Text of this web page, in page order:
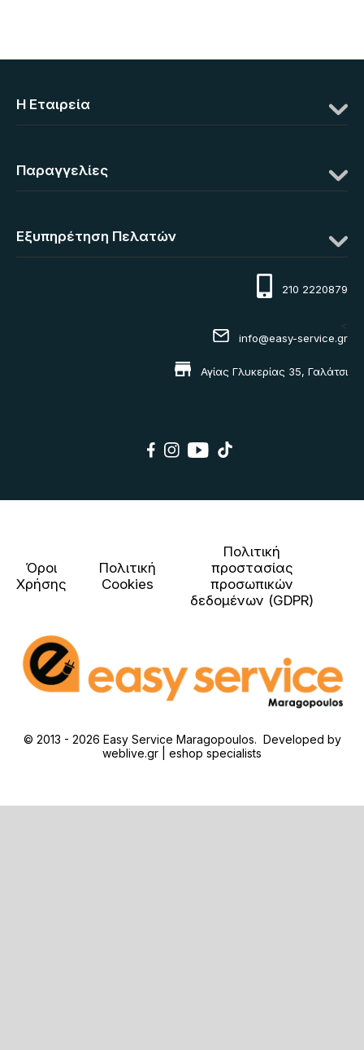
Η Eταιρεία
Παραγγελίες
Εξυπηρέτηση Πελατών
210 2220879
<
info@easy-service.gr
Αγίας Γλυκερίας 35, Γαλάτσι
Όροι
Χρήσης
Πολιτική
Cookies
Πολιτική
προστασίας
προσωπικών
δεδομένων (GDPR)
© 2013 - 2026 Easy Service Maragopoulos. Developed by
weblive.gr | eshop specialists